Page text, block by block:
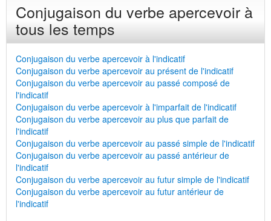
Conjugaison du verbe apercevoir à
tous les temps
Conjugaison du verbe apercevoir à l'indicatif
Conjugaison du verbe apercevoir au présent de l'indicatif
Conjugaison du verbe apercevoir au passé composé de
l'indicatif
Conjugaison du verbe apercevoir à l'imparfait de l'indicatif
Conjugaison du verbe apercevoir au plus que parfait de
l'indicatif
Conjugaison du verbe apercevoir au passé simple de l'indicatif
Conjugaison du verbe apercevoir au passé antérieur de
l'indicatif
Conjugaison du verbe apercevoir au futur simple de l'indicatif
Conjugaison du verbe apercevoir au futur antérieur de
l'indicatif